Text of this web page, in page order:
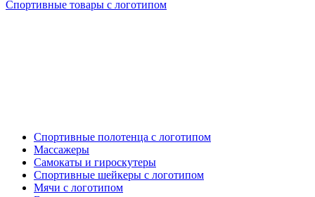
Спортивные товары с логотипом
Спортивные полотенца с логотипом
Массажеры
Самокаты и гироскутеры
Спортивные шейкеры с логотипом
Мячи с логотипом